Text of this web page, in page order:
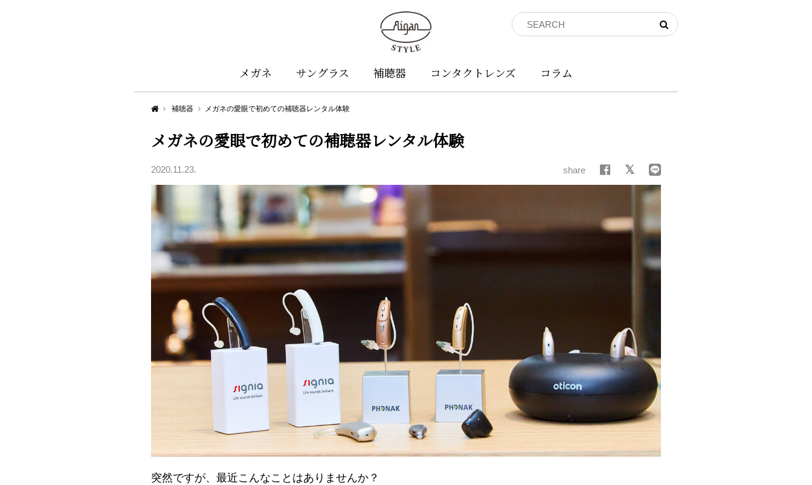
メガネ サングラス 補聴器 コンタクトレンズ コラム
Aigan STYLE（メガネ・めがね）
補聴器 メガネの愛眼で初めての補聴器レンタル体験
メガネの愛眼で初めての補聴器レンタル体験
2020.11.23. share
突然ですが、最近こんなことはありませんか？